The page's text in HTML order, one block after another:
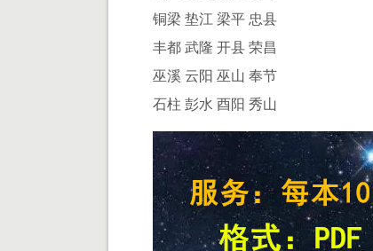
铜梁 垫江 梁平 忠县
丰都 武隆 开县 荣昌
巫溪 云阳 巫山 奉节
石柱 彭水 酉阳 秀山